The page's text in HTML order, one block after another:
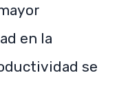
en la
se